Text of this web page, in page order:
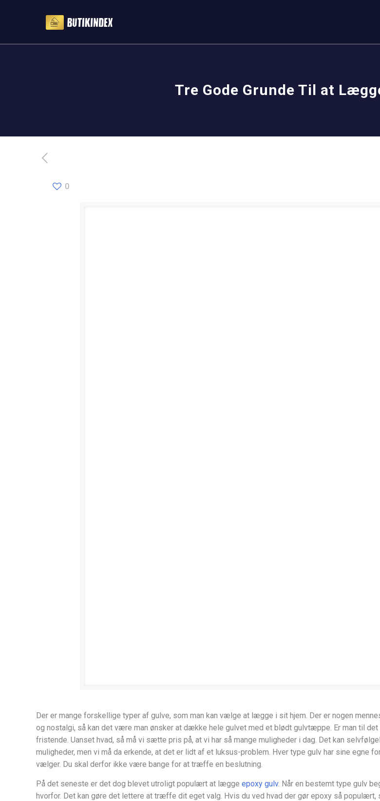
Tre Gode Grunde Til at
0
Der er mange forskellige typer af gulve, som man kan vælge at lægge i sit hjem. Der er nogen
og nostalgi, så kan det være man ønsker at dække hele gulvet med et blødt gulvtæppe. Er man til
fristende. Uanset hvad, så må vi sætte pris på, at vi har så mange muligheder i dag. Det kan
muligheder, men vi må da erkende, at det er lidt af et luksus-problem. Hver type gulv har sine egne
vælger. Du skal derfor ikke være bange for at træffe en beslutning.
På det seneste er det dog blevet utroligt populært at læggeepoxy gulv. Når en bestemt type gulv
hvorfor. Det kan gøre det lettere at træffe dit eget valg. Hvis du ved hvad der gør epoxy så